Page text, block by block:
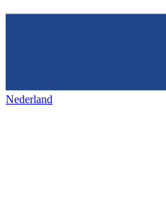
Nederland